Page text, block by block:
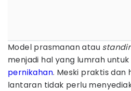
Model prasmanan atau
menjadi hal yang lumrah
pernikahan. Meski praktis dan
lantaran tidak perlu